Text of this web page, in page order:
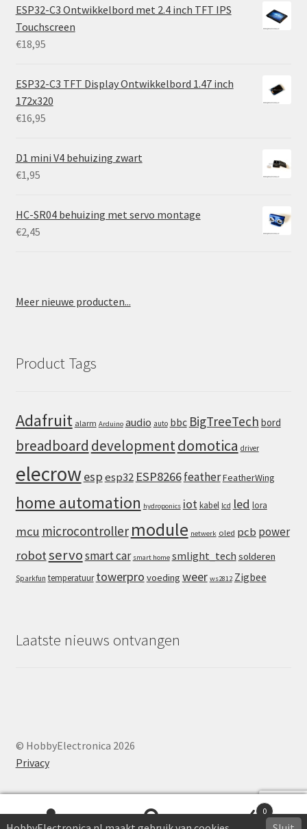
ESP32-C3 Ontwikkelbord met 2.4 inch TFT IPS
Touchscreen
€18,95
ESP32-C3 TFT Display Ontwikkelbord 1.47 inch
172x320
€16,95
D1 mini V4 behuizing zwart
€1,95
HC-SR04 behuizing met servo montage
€2,45
Meer nieuwe producten...
Product Tags
Adafruit alarm Arduino audio auto bbc BigTreeTech bord
breadboard developmentdomotica driver
elecrowespesp32 ESP8266featherFeatherWing
home automation hydroponics iot kabel lcd led lora
mcu microcontroller module netwerk oled pcb power
robotservosmart car smart home smlight_tech solderen
Sparkfun temperatuur towerpro voeding weer ws2812 Zigbee
Laatste nieuws ontvangen
© HobbyElectronica 2026
Privacy
0